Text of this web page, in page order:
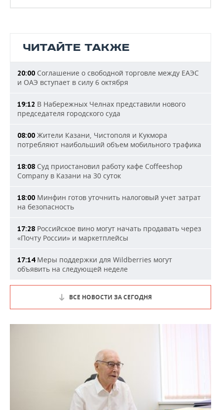
ЧИТАЙТЕ ТАКЖЕ
20:00 Соглашение о свободной торговле между ЕАЭС
и ОАЭ вступает в силу 6 октября
19:12 В Набережных Челнах представили нового
председателя городского суда
08:00 Жители Казани, Чистополя и Кукмора
потребляют наибольший объем мобильного трафика
18:08 Суд приостановил работу кафе Coffeeshop
Company в Казани на 30 суток
18:00 Минфин готов уточнить налоговый учет затрат
на безопасность
17:28 Российское вино могут начать продавать через
«Почту России» и маркетплейсы
17:14Меры поддержки для Wildberries могут
объявить на следующей неделе
ВСЕ НОВОСТИ ЗА СЕГОДНЯ